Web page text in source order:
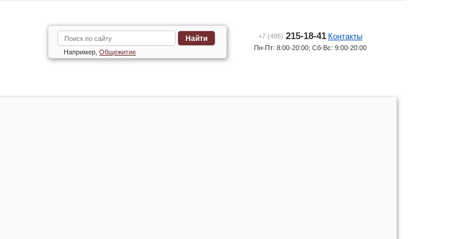
Найти
Например, Общежитие
+7 (495) 215-18-41 Контакты
Пн-Пт: 8:00-20:00; Сб-Вс: 9:00-20:00